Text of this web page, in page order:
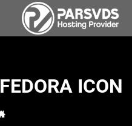
FEDORA ICON